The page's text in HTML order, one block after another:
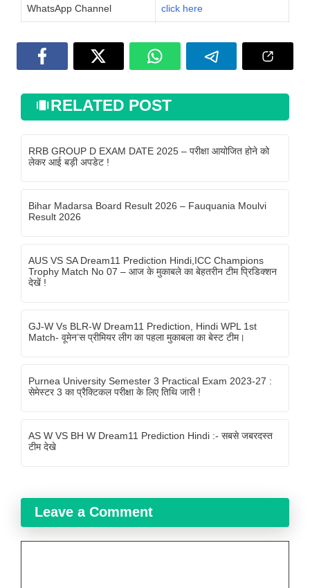
WhatsApp Channel click here
RELATED POST
RRB GROUP D EXAM DATE 2025 – परीक्षा आयोजित होने को
लेकर आई बड़ी अपडेट !
Bihar Madarsa Board Result 2026 – Fauquania Moulvi
Result 2026
AUS VS SA Dream11 Prediction Hindi,ICC Champions
Trophy Match No 07 – आज के मुकाबले का बेहतरीन टीम प्रिडिक्शन
देखें !
GJ-W Vs BLR-W Dream11 Prediction, Hindi WPL 1st
Match- वूमेन’स प्रीमियर लीग का पहला मुकाबला का बेस्ट टीम।
Purnea University Semester 3 Practical Exam 2023-27 :
सेमेस्टर 3 का प्रैक्टिकल परीक्षा के लिए तिथि जारी !
AS W VS BH W Dream11 Prediction Hindi :- सबसे जबरदस्त
टीम देखे
Leave a Comment